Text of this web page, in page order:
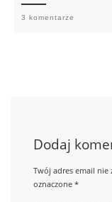
3 komentarze
Dodaj
Twój adres email
oznaczone*